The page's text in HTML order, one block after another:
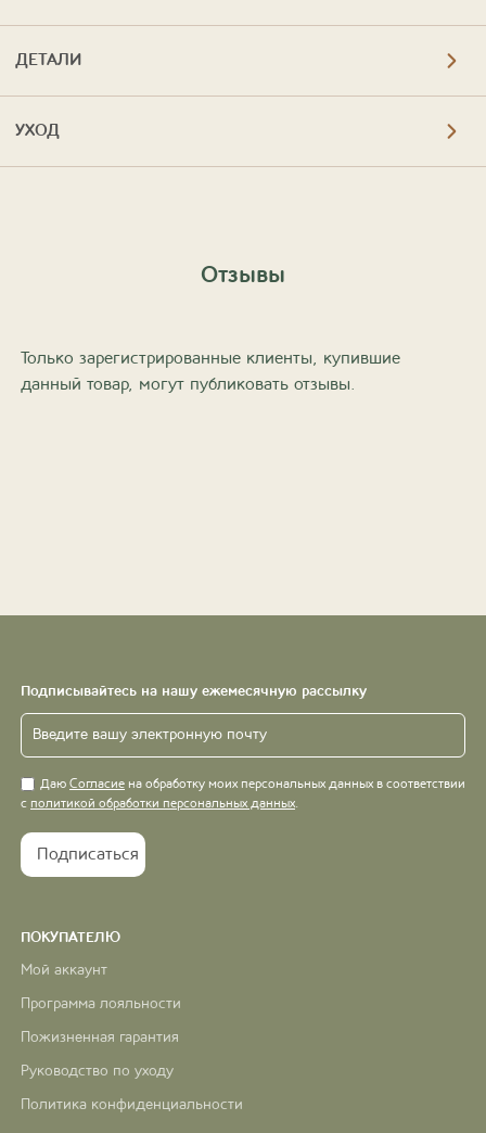
ДЕТАЛИ
УХОД
Отзывы
Только зарегистрированные клиенты, купившие
данный товар, могут публиковать отзывы.
Подписывайтесь на нашу ежемесячную рассылку
Даю Согласие на обработку моих персональных данных в соответствии
с политикой обработки персональных данных.
ПОКУПАТЕЛЮ
Мой аккаунт
Программа лояльности
Пожизненная гарантия
Руководство по уходу
Политика конфиденциальности